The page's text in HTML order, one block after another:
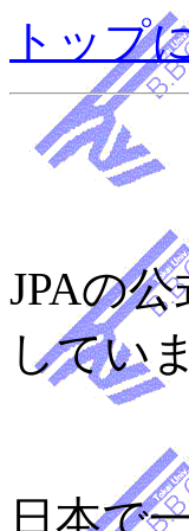
トップ
JPAの
してい
日本で